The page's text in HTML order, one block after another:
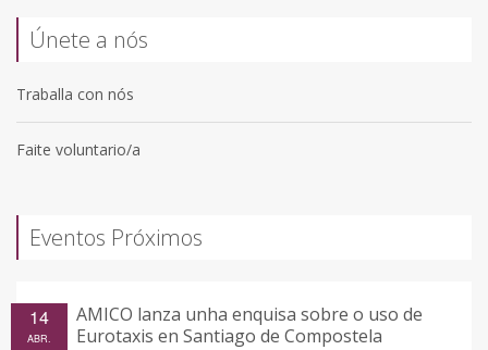
Únete a nós
Traballa con nós
Faite voluntario/a
Eventos Próximos
AMICO lanza unha enquisa sobre o uso de
Eurotaxis en Santiago de Compostela
14
ABR.